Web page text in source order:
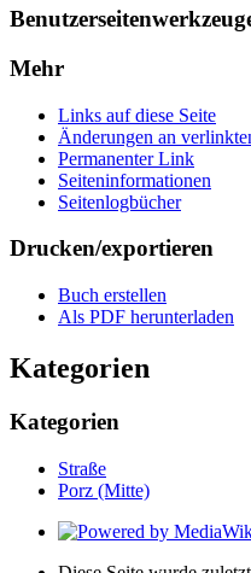
Mehr
Links auf diese Seite
Änderungen an
Permanenter Link
Seiten­­informationen
Seitenlogbücher
Drucken/­exportieren
Buch erstellen
Als PDF herunterladen
Kategorien
Kategorien
Straße
Porz (Mitte)